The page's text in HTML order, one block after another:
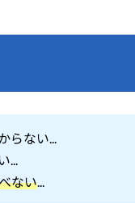
らない...
...
ない...